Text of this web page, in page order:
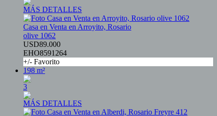
MÁS DETALLES
Casa en Venta en Arroyito, Rosario
olive 1062
USD89.000
EHO8591264
+/- Favorito
198 m²
3
MÁS DETALLES